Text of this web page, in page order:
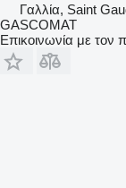
Γαλλία, Saint
GASCOMAT
Επικοινωνία με τον